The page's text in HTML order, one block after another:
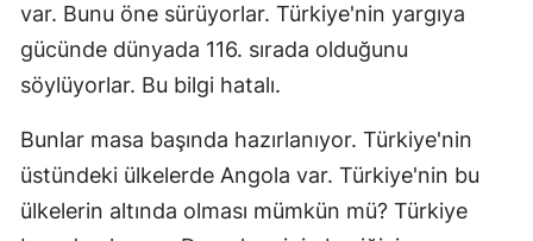
var. Bunu öne sürüyorlar. Türkiye'nin yargıya
gücünde dünyada 116. sırada olduğunu
söylüyorlar. Bu bilgi hatalı.
Bunlar masa başında hazırlanıyor. Türkiye'nin
üstündeki ülkelerde Angola var. Türkiye'nin bu
ülkelerin altında olması mümkün mü? Türkiye